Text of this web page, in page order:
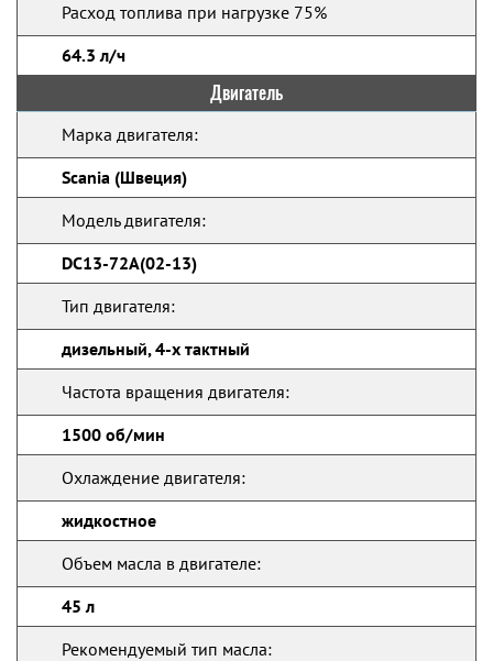
Расход топлива при нагрузке 75%
64.3 л/ч
Двигатель
Марка двигателя:
Scania (Швеция)
Модель двигателя:
DC13-72A(02-13)
Тип двигателя:
дизельный, 4-х тактный
Частота вращения двигателя:
1500 об/мин
Охлаждение двигателя:
жидкостное
Объем масла в двигателе:
45 л
Рекомендуемый тип масла: